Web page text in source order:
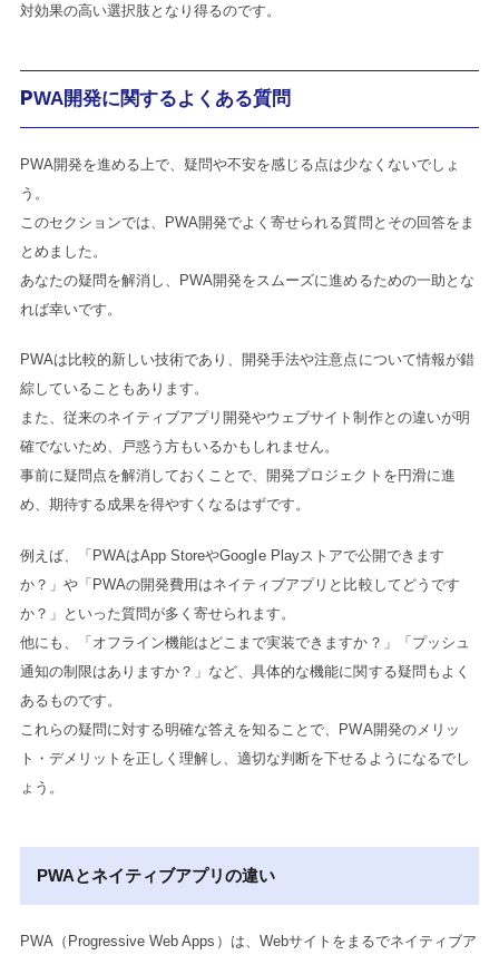
対効果の高い選択肢となり得るのです。
PWA開発に関するよくある質問
PWA開発を進める上で、疑問や不安を感じる点は少なくないでしょ
う。
このセクションでは、PWA開発でよく寄せられる質問とその回答をま
とめました。
あなたの疑問を解消し、PWA開発をスムーズに進めるための一助とな
れば幸いです。
PWAは比較的新しい技術であり、開発手法や注意点について情報が錯
綜していることもあります。
また、従来のネイティブアプリ開発やウェブサイト制作との違いが明
確でないため、戸惑う方もいるかもしれません。
事前に疑問点を解消しておくことで、開発プロジェクトを円滑に進
め、期待する成果を得やすくなるはずです。
例えば、「PWAはApp StoreやGoogle Playストアで公開できます
か？」や「PWAの開発費用はネイティブアプリと比較してどうです
か？」といった質問が多く寄せられます。
他にも、「オフライン機能はどこまで実装できますか？」「プッシュ
通知の制限はありますか？」など、具体的な機能に関する疑問もよく
あるものです。
これらの疑問に対する明確な答えを知ることで、PWA開発のメリッ
ト・デメリットを正しく理解し、適切な判断を下せるようになるでし
ょう。
PWAとネイティブアプリの違い
PWA（Progressive Web Apps）は、Webサイトをまるでネイティブア